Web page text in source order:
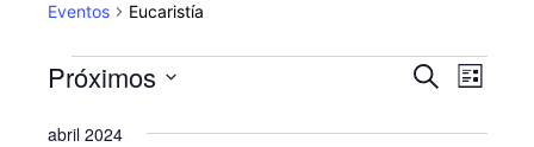
Eventos Eucaristía
Eventos
de
BuscarLista
Próximos
la
abril 2024